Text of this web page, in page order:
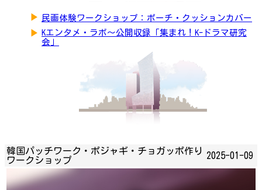
▶ 民画体験ワークショップ：ポーチ・クッションカバー
▶ Kエンタメ・ラボ～公開収録「集まれ！K-ドラマ研究
会」
韓国パッチワーク・ポジャギ・チョガッポ作り
ワークショップ
2025-01-09